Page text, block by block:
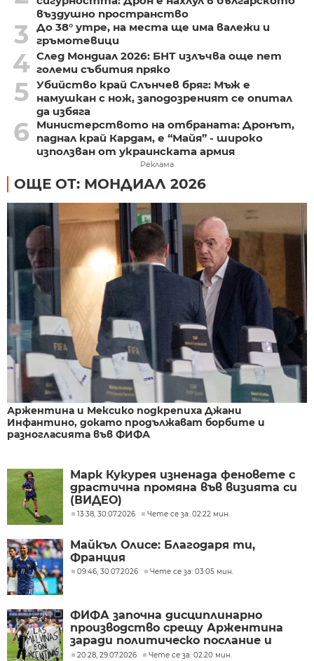
въздушно пространство
3
До 38° утре, на места ще има валежи и
гръмотевици
4 След Мондиал 2026: БНТ излъчва още пет
големи събития пряко
5 Убийство край Слънчев бряг: Мъж е
намушкан с нож, заподозреният се опитал
да избяга
6
Министерството на отбраната: Дронът,
паднал край Кардам, е “Майя” - широко
използван от украинската армия
Реклама
ОЩЕ ОТ: МОНДИАЛ 2026
Аржентина и Мексико подкрепиха Джани
Инфантино, докато продължават борбите и
разногласията във ФИФА
Марк Кукурея изненада феновете с
драстична промяна във визията си
(ВИДЕО)
13:38, 30.07.2026 Чете се за: 02:22 мин.
Майкъл Олисе: Благодаря ти,
Франция
09:46, 30.07.2026 Чете се за: 03:05 мин.
ФИФА започна дисциплинарно
производство срещу Аржентина
заради политическо послание и
ексцесии на Мондиал 2026
20:28, 29.07.2026 Чете се за: 02:20 мин.